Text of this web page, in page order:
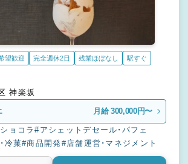
望歓迎 完全週休2日 残業ほぼなし
駅すぐ
東京都 新宿区 神楽坂
月給 300,000円〜
ョコラ#アシェットデセール・パフェ
冷菓#商品開発#店舗運営・マネジメント